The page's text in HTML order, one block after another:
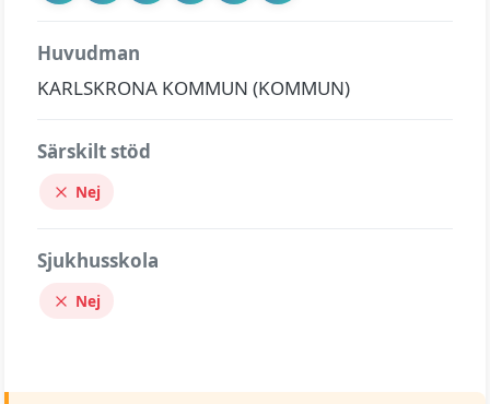
Huvudman
KARLSKRONA KOMMUN (KOMMUN)
Särskilt stöd
Nej
Sjukhusskola
Nej